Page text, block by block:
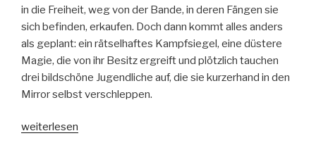
in die Freiheit, weg von der Bande, in deren Fängen sie
sich befinden, erkaufen. Doch dann kommt alles anders
als geplant: ein rätselhaftes Kampfsiegel, eine düstere
Magie, die von ihr Besitz ergreift und plötzlich tauchen
drei bildschöne Jugendliche auf, die sie kurzerhand in den
Mirror selbst verschleppen.
„Dark
weiterlesen